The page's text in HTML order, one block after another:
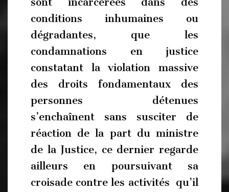
conditions inhumaines ou
dégradantes, que les
condamnations en justice
constatant la violation massive
des droits fondamentaux des
personnes détenues
s’enchaînent sans susciter de
réaction de la part du ministre
de la Justice, ce dernier regarde
ailleurs en poursuivant sa
croisade contre les activités qu’il